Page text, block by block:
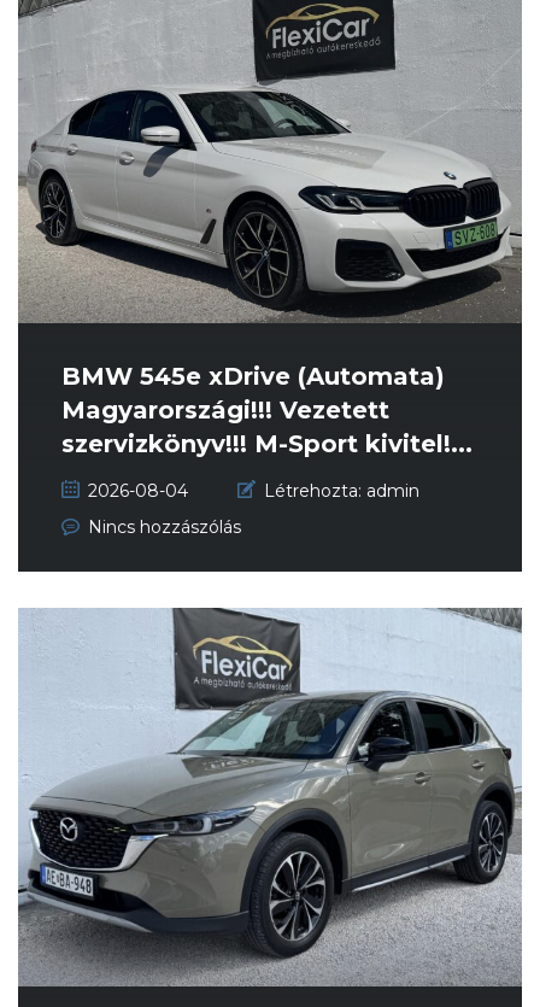
BMW 545e xDrive (Automata)
Magyarországi!!! Vezetett
szervizkönyv!!! M-Sport kivitel!...
2026-08-04 Létrehozta: admin
Nincs hozzászólás